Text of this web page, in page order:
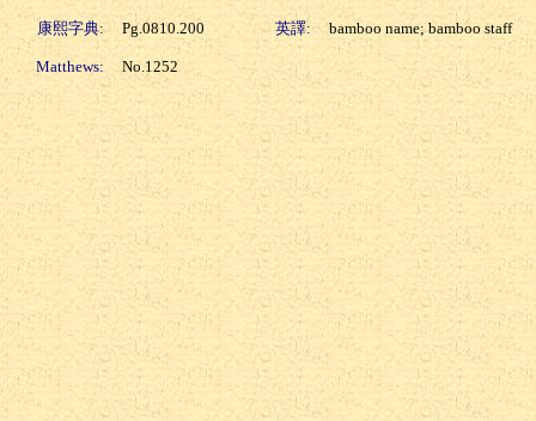
康熙字典: Pg.0810.200 英譯: bamboo name; bamboo staff
Matthews: No.1252